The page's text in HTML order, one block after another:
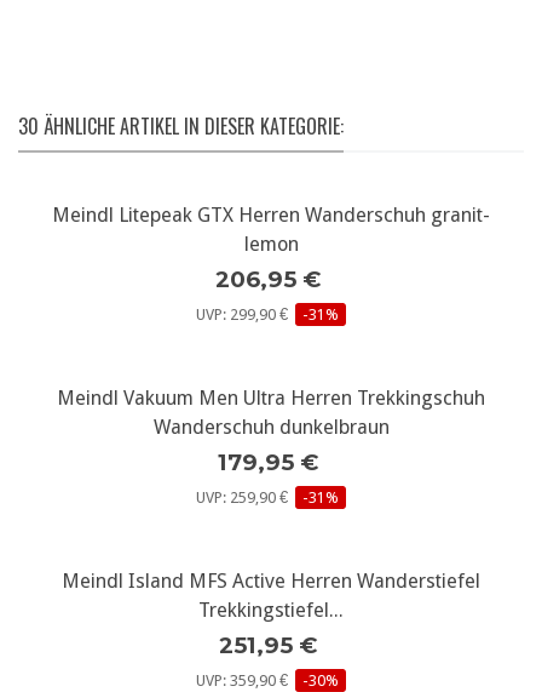
30 ÄHNLICHE ARTIKEL IN DIESER KATEGORIE:
Meindl Litepeak GTX Herren Wanderschuh granit-
lemon
206,95 €
UVP: 299,90 € -31%
Meindl Vakuum Men Ultra Herren Trekkingschuh
Wanderschuh dunkelbraun
179,95 €
UVP: 259,90 € -31%
Meindl Island MFS Active Herren Wanderstiefel
Trekkingstiefel...
251,95 €
UVP: 359,90 € -30%